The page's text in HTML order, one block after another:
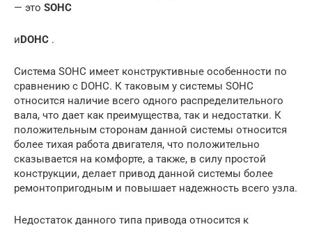
— это SOHC
иDOHC .
Система SOHC имеет конструктивные особенности по
сравнению с DOHC. К таковым у системы SOHC
относится наличие всего одного распределительного
вала, что дает как преимущества, так и недостатки. К
положительным сторонам данной системы относится
более тихая работа двигателя, что положительно
сказывается на комфорте, а также, в силу простой
конструкции, делает привод данной системы более
ремонтопригодным и повышает надежность всего узла.
Недостаток данного типа привода относится к